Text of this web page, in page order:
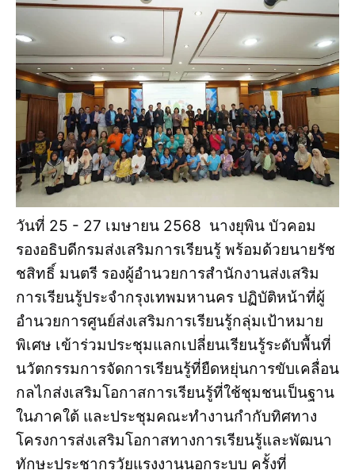
วันที่ 25 - 27 เมษายน 2568 นางยุพิน บัวคอม
รองอธิบดีกรมส่งเสริมการเรียนรู้ พร้อมด้วยนายรัช
ชสิทธิ์ มนตรี รองผู้อำนวยการสำนักงานส่งเสริม
การเรียนรู้ประจำกรุงเทพมหานคร ปฏิบัติหน้าที่ผู้
อำนวยการศูนย์ส่งเสริมการเรียนรู้กลุ่มเป้าหมาย
พิเศษ เข้าร่วมประชุมแลกเปลี่ยนเรียนรู้ระดับพื้นที่
นวัตกรรมการจัดการเรียนรู้ที่ยืดหยุ่นการขับเคลื่อน
กลไกส่งเสริมโอกาสการเรียนรู้ที่ใช้ชุมชนเป็นฐาน
ในภาคใต้ และประชุมคณะทำงานกำกับทิศทาง
โครงการส่งเสริมโอกาสทางการเรียนรู้และพัฒนา
ทักษะประชากรวัยแรงงานนอกระบบ ครั้งที่